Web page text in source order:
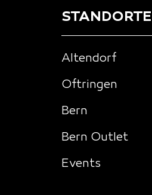
STANDORTE
Altendorf
Oftringen
Bern
Bern Outlet
Events